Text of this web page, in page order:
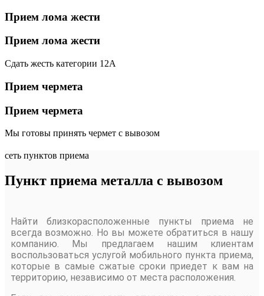
Прием лома жести
Прием лома жести
Сдать жесть категории 12А
Прием чермета
Прием чермета
Мы готовы принять чермет с вывозом
сеть пунктов приема
Пункт приема металла с вывозом
Найти близкорасположенные пункты приема не
всегда возможно. Но вы можете обратиться в нашу
компанию. Мы предлагаем нашим клиентам
воспользоваться услугой мобильного пункта приема,
которые в самые сжатые сроки приедет к вам на
территорию, независимо от места расположения.